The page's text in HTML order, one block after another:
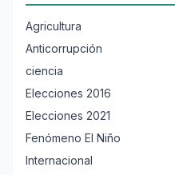
Agricultura
Anticorrupción
ciencia
Elecciones 2016
Elecciones 2021
Fenómeno El Niño
Internacional